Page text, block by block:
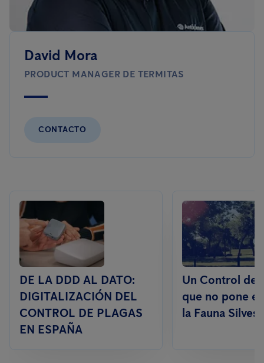
David Mora
PRODUCT MANAGER DE TERMITAS
CONTACTO
DE LA DDD AL DATO:
DIGITALIZACIÓN DEL
CONTROL DE PLAGAS
EN ESPAÑA
Un Control de
que no pone
la Fauna